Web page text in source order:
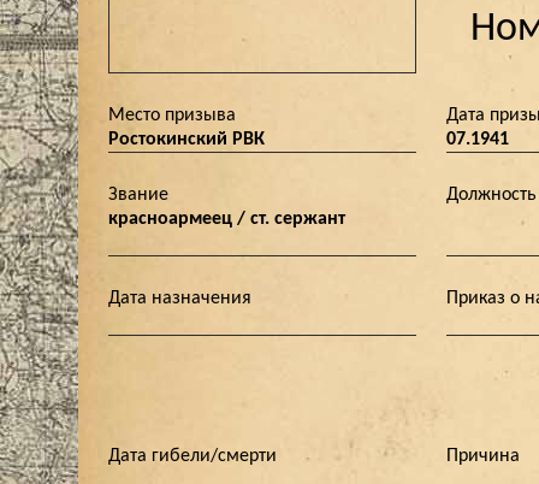
Место призыва
Ростокинский РВК
Дата
07.1941
Звание
красноармеец / ст. сержант
Должность
Дата назначения Приказ о
Дата гибели/смерти Причина